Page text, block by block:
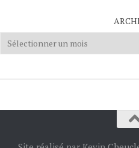
Archives